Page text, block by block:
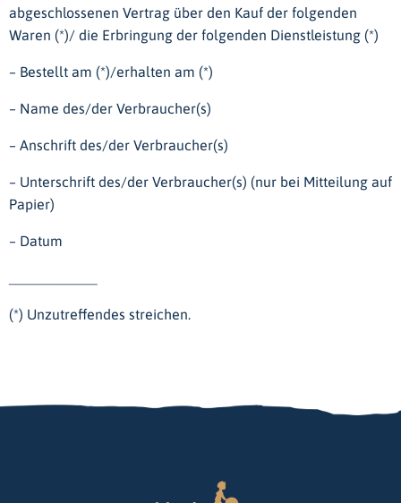
abgeschlossenen Vertrag über den Kauf der folgenden
Waren (*)/ die Erbringung der folgenden Dienstleistung (*)
– Bestellt am (*)/erhalten am (*)
– Name des/der Verbraucher(s)
– Anschrift des/der Verbraucher(s)
– Unterschrift des/der Verbraucher(s) (nur bei Mitteilung auf
Papier)
– Datum
(*) Unzutreffendes streichen.